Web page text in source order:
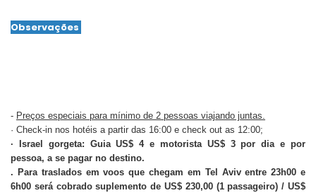
Observações
- Preços especiais para mínimo de 2 pessoas viajando juntas.
· Check-in nos hotéis a partir das 16:00 e check out as 12:00;
· Israel gorgeta: Guia US$ 4 e motorista US$ 3 por dia e por
pessoa, a se pagar no destino.
. Para traslados em voos que chegam em Tel Aviv entre 23h00 e
6h00 será cobrado suplemento de US$ 230,00 (1 passageiro) / US$